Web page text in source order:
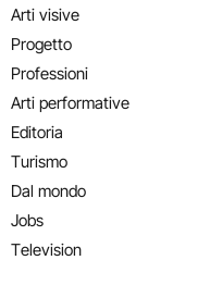
Arti visive
Progetto
Professioni
Arti performative
Editoria
Turismo
Dal mondo
Jobs
Television